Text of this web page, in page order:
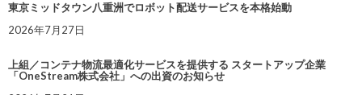
東京ミッドタウン八重洲でロボット配送サービスを本格始動
2026年7月27日
上組／コンテナ物流最適化サービスを提供する スタートアップ企業
「OneStream株式会社」への出資のお知らせ